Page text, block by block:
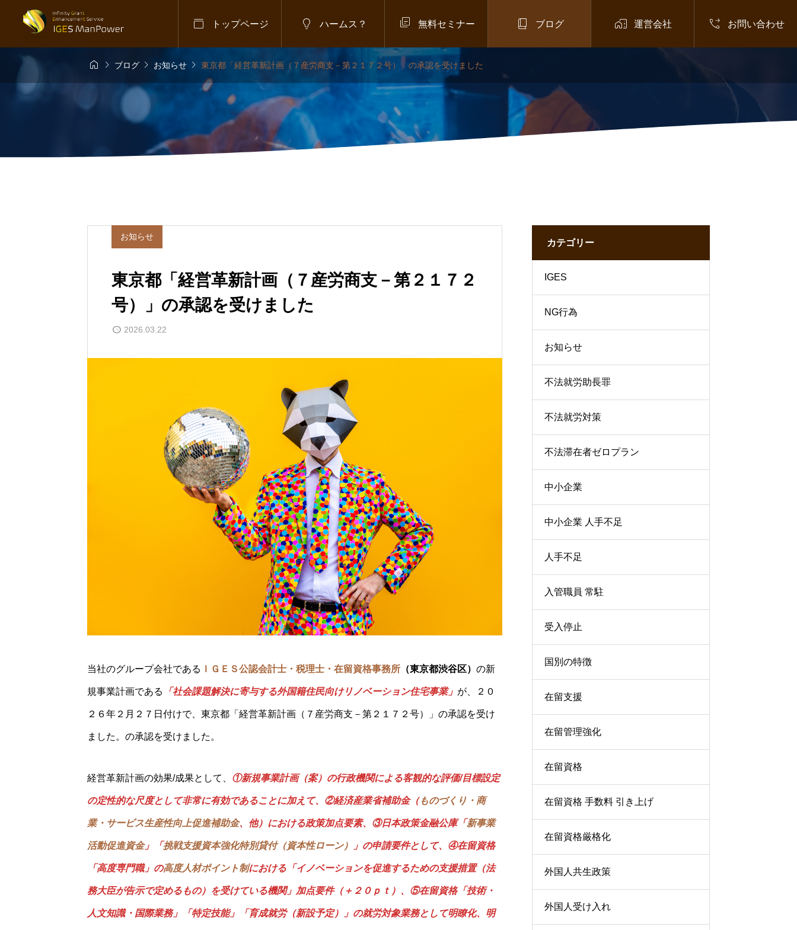
 トップページ  ハームス？  無料セミナー  ブログ  運営会社  お問い合わせ
お知らせ, 政府方針, 在留管理強化 ,
【入管庁】「日本語・生活学習プログ
ラム」とは？在留審査への反映が検討
される新制度を解説
2026.07.07
NHK出演者の逮捕で注目される「技
術・人文知識・国際業務」ビザの不正
 
  ブログ  お知らせ  東京都「経営革新計画（７産労商支－第２１７２号）」の承認を受けました
お知らせ
東京都「経営革新計画（７産労商支－第２１７２
号）」の承認を受けました
2026.03.22
当社のグループ会社である ＩＧＥＳ公認会計士・税理士・在留資格事務所 （東京都渋谷区） の新
規事業計画である 「社会課題解決に寄与する外国籍住民向けリノベーション住宅事業」 が、２０
２６年２月２７日付けで、東京都「経営革新計画（７産労商支－第２１７２号）」の承認を受け
ました。の承認を受けました。
経営革新計画の効果/成果として、 ①新規事業計画（案）の行政機関による客観的な評価/目標設定
の定性的な尺度として非常に有効であることに加えて、②経済産業省補助金（ものづくり・商
業・サービス生産性向上促進補助金、他）における政策加点要素、③日本政策金融公庫「新事業
活動促進資金」「挑戦支援資本強化特別貸付（資本性ローン） 」の申請要件として、④在留資格
「高度専門職」の高度人材ポイント制における「イノベーションを促進するための支援措置（法
務大臣が告示で定めるもの）を受けている機関」加点要件（＋２０ｐｔ）、⑤在留資格「技術・
人文知識・国際業務」「特定技能」 「育成就労（新設予定）」 の就労対象業務として明瞭化、明
カテゴリー
IGES
NG行為
お知らせ
不法就労助長罪
不法就労対策
不法滞在者ゼロプラン
中小企業
中小企業 人手不足
人手不足
入管職員 常駐
受入停止
国別の特徴
在留支援
在留管理強化
在留資格
在留資格 手数料 引き上げ
在留資格厳格化
外国人共生政策
外国人受け入れ